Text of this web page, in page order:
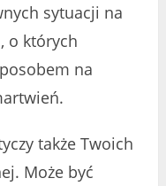
sytuacji na
o których
na
także Twoich
Może być